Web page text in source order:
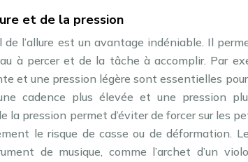
et de la pression
de l’allure est un avantage indéniable. Il
à percer et de la tâche à accomplir. Par
et une pression légère sont essentielles
cadence plus élevée et une pression
la pression permet d’éviter de forcer sur les
le risque de casse ou de déformation.
de musique, comme l’archet d’un